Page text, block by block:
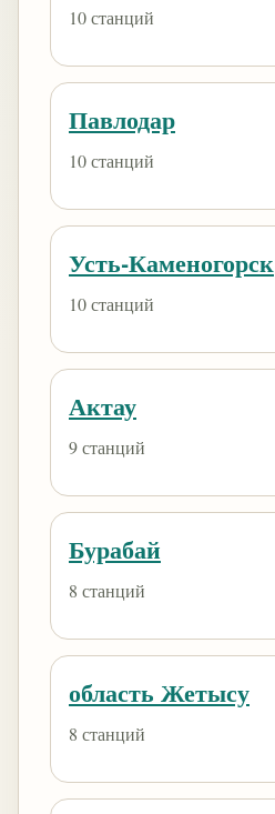
10 станций
Павлодар
10 станций
Усть-Каменогорск
10 станций
Актау
9 станций
Бурабай
8 станций
область Жетысу
8 станций